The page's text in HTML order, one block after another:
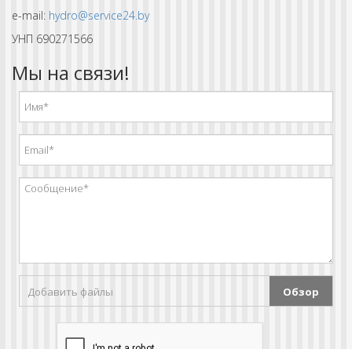
e-mail: hydro@service24.by
УНП 690271566
Мы на связи!
Добавить файлы Обзор